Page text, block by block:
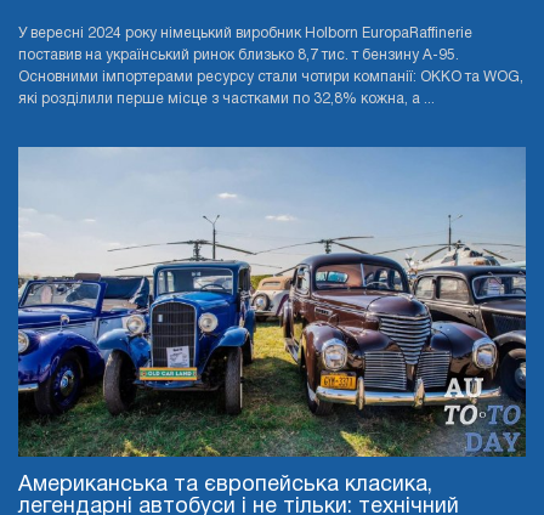
У вересні 2024 року німецький виробник Holborn EuropaRaffinerie
поставив на український ринок близько 8,7 тис. т бензину А-95.
Основними імпортерами ресурсу стали чотири компанії: OKKO та WOG,
які розділили перше місце з частками по 32,8% кожна, а ...
Американська та європейська класика,
легендарні автобуси і не тільки: технічний